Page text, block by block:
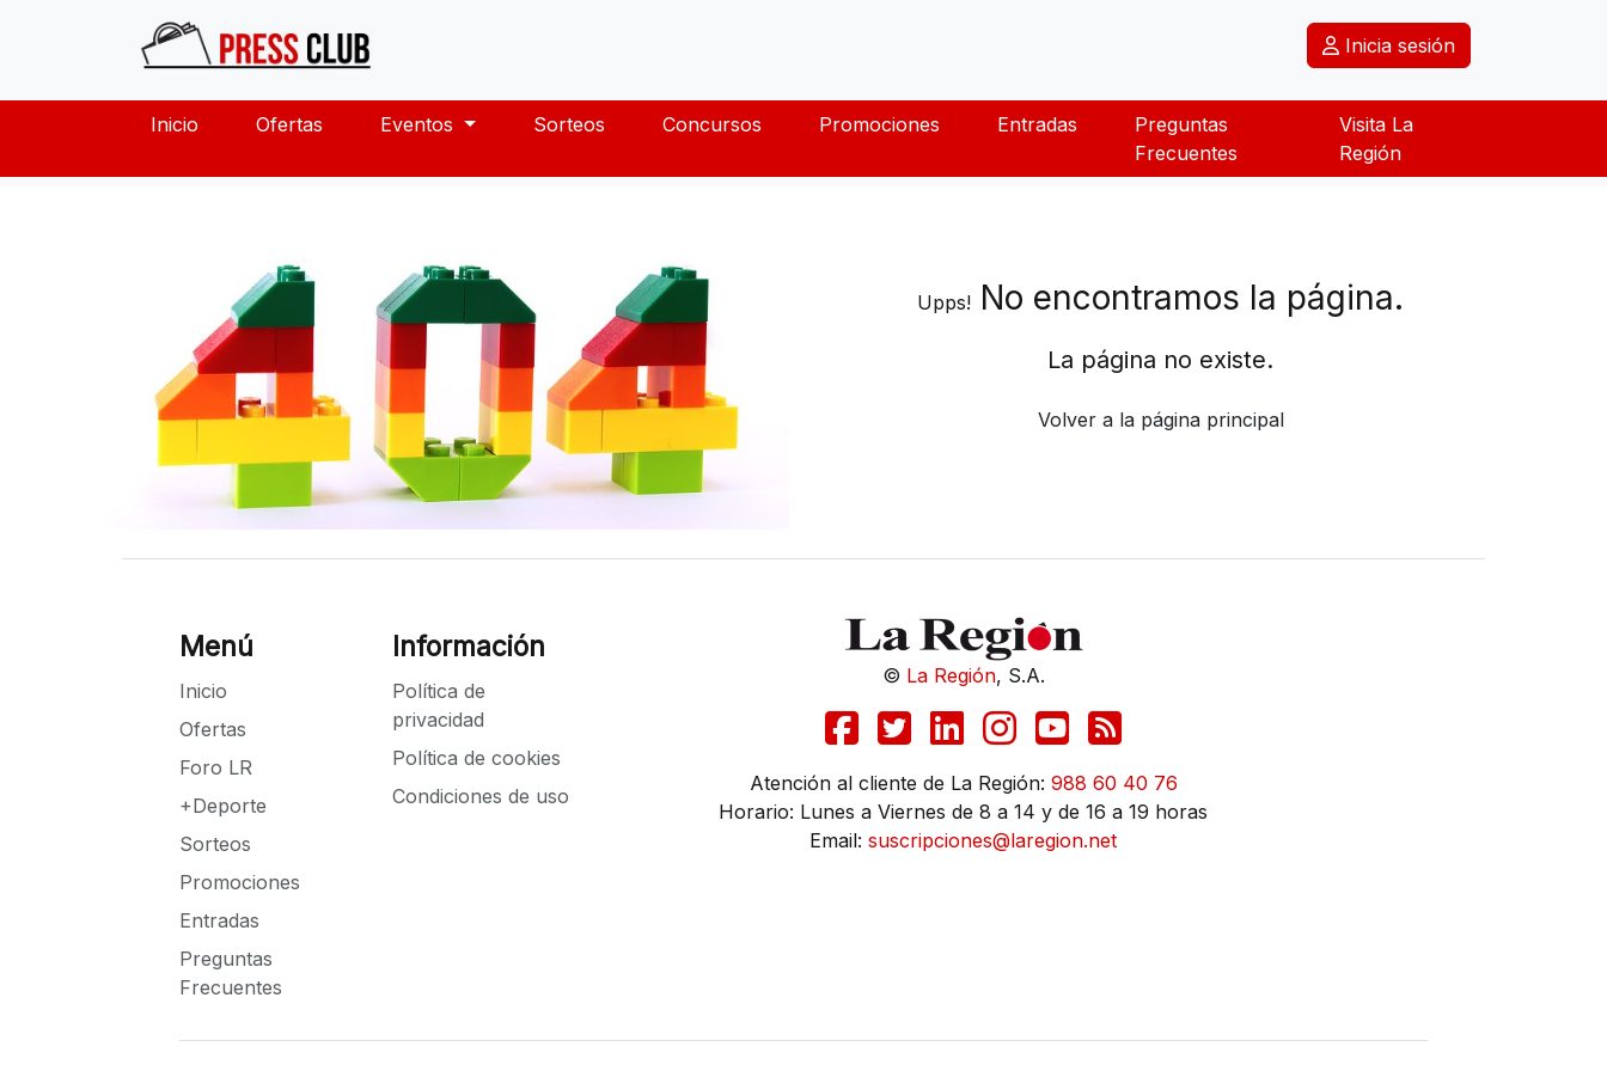
Inicia sesión
Inicio Ofertas Eventos Sorteos Concursos Promociones Entradas
Preguntas
Frecuentes
Visita La
Región
Upps! No encontramos la página.
La página no existe.
Volver a la página principal
Menú
Inicio
Ofertas
Foro LR
+Deporte
Sorteos
Promociones
Entradas
Preguntas
Frecuentes
Información
Política de
privacidad
Política de cookies
Condiciones de uso
© La Región, S.A.
Atención al cliente de La Región: 988 60 40 76
Horario: Lunes a Viernes de 8 a 14 y de 16 a 19 horas
Email: suscripciones@laregion.net